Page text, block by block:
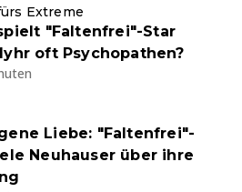
Extreme
"Faltenfrei"-Star
oft Psychopathen?
Liebe: "Faltenfrei"-
Neuhauser über ihre